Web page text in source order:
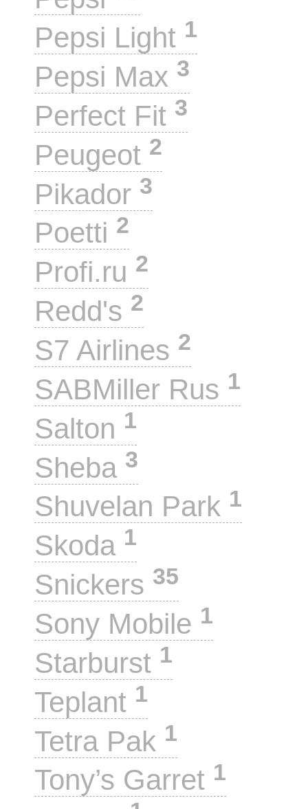
Pepsi Light 1
Pepsi Max 3
Perfect Fit 3
Peugeot 2
Pikador 3
Poetti 2
Profi.ru 2
Redd's 2
S7 Airlines 2
SABMiller Rus 1
Salton 1
Sheba 3
Shuvelan Park 1
Skoda 1
Snickers 35
Sony Mobile 1
Starburst 1
Teplant 1
Tetra Pak 1
Tony’s Garret 1